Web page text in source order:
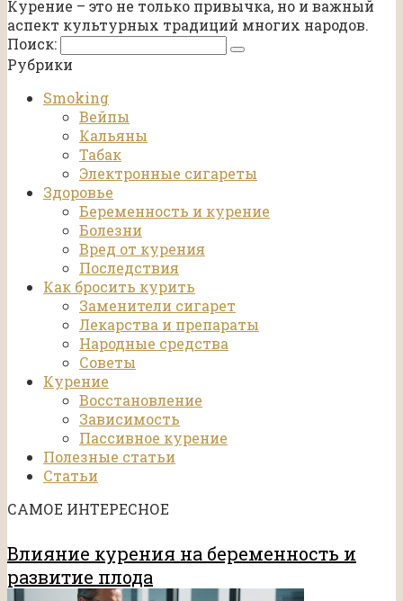
Курение – это не только привычка, но и важный
аспект культурных традиций многих народов.
Поиск:
Рубрики
Smoking
Вейпы
Кальяны
Табак
Электронные сигареты
Здоровье
Беременность и курение
Болезни
Вред от курения
Последствия
Как бросить курить
Заменители сигарет
Лекарства и препараты
Народные средства
Советы
Курение
Восстановление
Зависимость
Пассивное курение
Полезные статьи
Статьи
САМОЕ ИНТЕРЕСНОЕ
Влияние курения на беременность и
развитие плода